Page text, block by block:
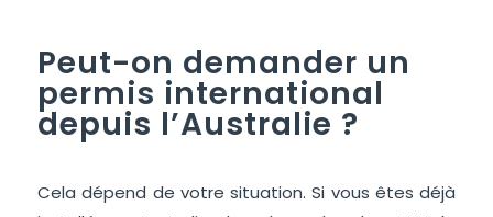
Peut-on demander un
permis international
depuis l’Australie ?
Cela dépend de votre situation. Si vous êtes déjà